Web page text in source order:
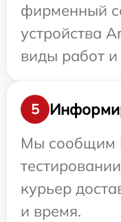
фирменный
устройства
виды работ и
5
Мы сообщим
курьер
и время.